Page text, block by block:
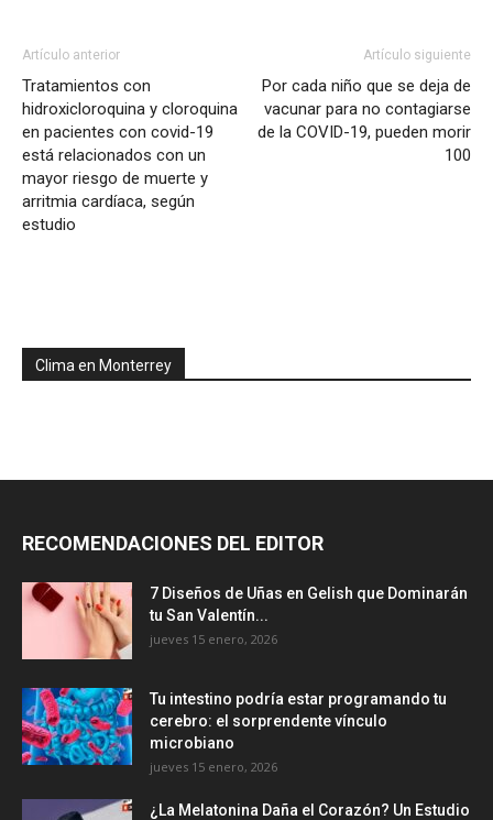
Artículo anterior
Tratamientos con
hidroxicloroquina y cloroquina
en pacientes con covid-19
está relacionados con un
mayor riesgo de muerte y
arritmia cardíaca, según
estudio
Artículo siguiente
Por cada niño que se deja de
vacunar para no contagiarse
de la COVID-19, pueden morir
100
Clima en Monterrey
RECOMENDACIONES DEL EDITOR
7 Diseños de Uñas en Gelish que Dominarán
tu San Valentín...
jueves 15 enero, 2026
Tu intestino podría estar programando tu
cerebro: el sorprendente vínculo
microbiano
jueves 15 enero, 2026
¿La Melatonina Daña el Corazón? Un Estudio